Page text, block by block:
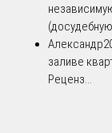
заливе
Реценз...